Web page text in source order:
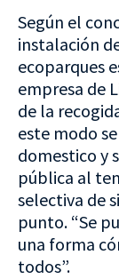
Según el
instalación
ecoparques
empresa de
de la
este modo
domestico y
pública al
selectiva de
punto. “Se
una forma
todos”.